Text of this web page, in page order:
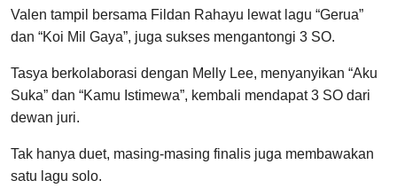
Valen tampil bersama Fildan Rahayu lewat lagu “Gerua”
dan “Koi Mil Gaya”, juga sukses mengantongi 3 SO.
Tasya berkolaborasi dengan Melly Lee, menyanyikan “Aku
Suka” dan “Kamu Istimewa”, kembali mendapat 3 SO dari
dewan juri.
Tak hanya duet, masing-masing finalis juga membawakan
satu lagu solo.